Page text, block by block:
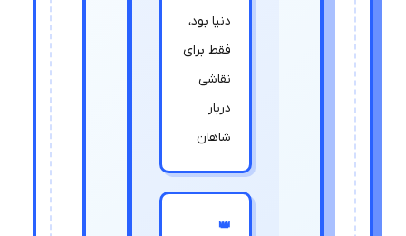
دنیا بود،
فقط برای
نقاشی
دربار
شاهان
👑